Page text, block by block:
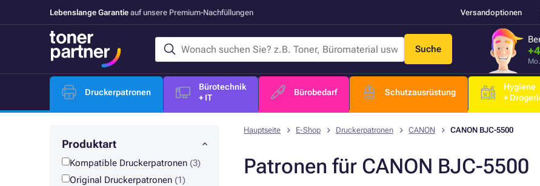
Lebenslange Garantie auf unsere Premium-Nachfüllungen Versandoptionen
Suche
Druckerpatronen
Bürotechnik
+ IT
Bürobedarf Schutzausrüstung
Hygiene
+
Produktart
Kompatible Druckerpatronen (3)
Original Druckerpatronen (1)
Hauptseite E-Shop Druckerpatronen CANON CANON BJC-5500
Patronen für CANON BJC-5500